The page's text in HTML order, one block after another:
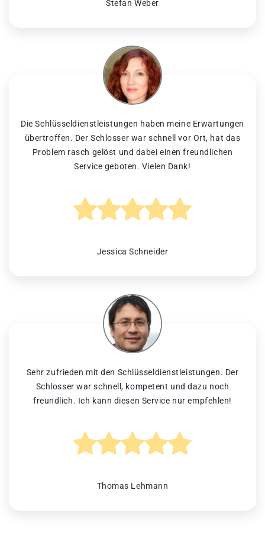
Stefan Weber
Die Schlüsseldienstleistungen haben meine Erwartungen
übertroffen. Der Schlosser war schnell vor Ort, hat das
Problem rasch gelöst und dabei einen freundlichen
Service geboten. Vielen Dank!
Jessica Schneider
Sehr zufrieden mit den Schlüsseldienstleistungen. Der
Schlosser war schnell, kompetent und dazu noch
freundlich. Ich kann diesen Service nur empfehlen!
Thomas Lehmann